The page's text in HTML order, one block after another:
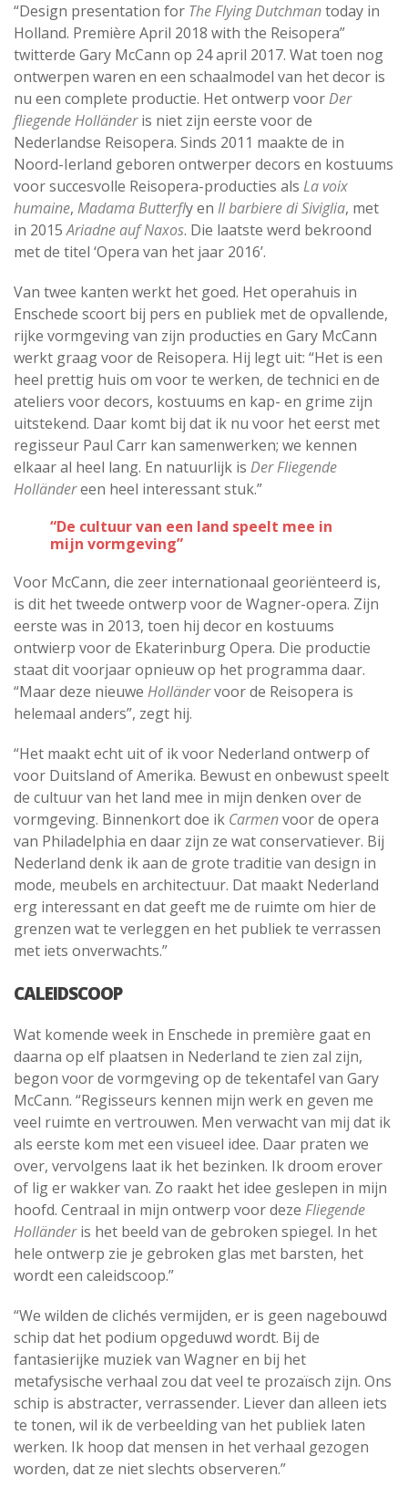
“Design presentation for The Flying Dutchmantoday in
Holland. Première April 2018 with the Reisopera”
twitterde Gary McCann op 24 april 2017. Wat toen nog
ontwerpen waren en een schaalmodel van het decor is
nu een complete productie. Het ontwerp voorDer
fliegende Holländeris niet zijn eerste voor de
Nederlandse Reisopera. Sinds 2011 maakte de in
Noord-Ierland geboren ontwerper decors en kostuums
voor succesvolle Reisopera-producties als La voix
humaine, Madama Butterfly en Il barbiere di Siviglia, met
in 2015Ariadne auf Naxos. Die laatste werd bekroond
met de titel ‘Opera van het jaar 2016’.
Van twee kanten werkt het goed. Het operahuis in
Enschede scoort bij pers en publiek met de opvallende,
rijke vormgeving van zijn producties en Gary McCann
werkt graag voor de Reisopera. Hij legt uit: “Het is een
heel prettig huis om voor te werken, de technici en de
ateliers voor decors, kostuums en kap- en grime zijn
uitstekend. Daar komt bij dat ik nu voor het eerst met
regisseur Paul Carr kan samenwerken; we kennen
elkaar al heel lang. En natuurlijk is Der Fliegende
Holländereen heel interessant stuk.”
“De cultuur van een land speelt mee in
mijn vormgeving”
Voor McCann, die zeer internationaal georiënteerd is,
is dit het tweede ontwerp voor de Wagner-opera. Zijn
eerste was in 2013, toen hij decor en kostuums
ontwierp voor de Ekaterinburg Opera. Die productie
staat dit voorjaar opnieuw op het programma daar.
“Maar deze nieuwe Holländervoor de Reisopera is
helemaal anders”, zegt hij.
“Het maakt echt uit of ik voor Nederland ontwerp of
voor Duitsland of Amerika. Bewust en onbewust speelt
de cultuur van het land mee in mijn denken over de
vormgeving. Binnenkort doe ik Carmenvoor de opera
van Philadelphia en daar zijn ze wat conservatiever. Bij
Nederland denk ik aan de grote traditie van design in
mode, meubels en architectuur. Dat maakt Nederland
erg interessant en dat geeft me de ruimte om hier de
grenzen wat te verleggen en het publiek te verrassen
met iets onverwachts.”
CALEIDSCOOP
Wat komende week in Enschede in première gaat en
daarna op elf plaatsen in Nederland te zien zal zijn,
begon voor de vormgeving op de tekentafel van Gary
McCann. “Regisseurs kennen mijn werk en geven me
veel ruimte en vertrouwen. Men verwacht van mij dat ik
als eerste kom met een visueel idee. Daar praten we
over, vervolgens laat ik het bezinken. Ik droom erover
of lig er wakker van. Zo raakt het idee geslepen in mijn
hoofd. Centraal in mijn ontwerp voor deze Fliegende
Holländeris het beeld van de gebroken spiegel. In het
hele ontwerp zie je gebroken glas met barsten, het
wordt een caleidscoop.”
“We wilden de clichés vermijden, er is geen nagebouwd
schip dat het podium opgeduwd wordt. Bij de
fantasierijke muziek van Wagner en bij het
metafysische verhaal zou dat veel te prozaïsch zijn. Ons
schip is abstracter, verrassender. Liever dan alleen iets
te tonen, wil ik de verbeelding van het publiek laten
werken. Ik hoop dat mensen in het verhaal gezogen
worden, dat ze niet slechts observeren.”